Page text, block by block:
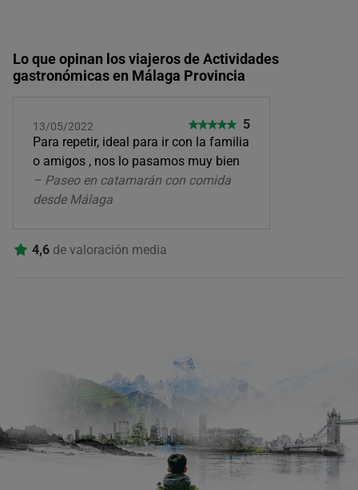
Lo que opinan los viajeros de Actividades
gastronómicas en Málaga Provincia
13/05/2022
5
Para repetir, ideal para ir con la familia
o amigos , nos lo pasamos muy bien
– Paseo en catamarán con comida
desde Málaga
4,6 de valoración media